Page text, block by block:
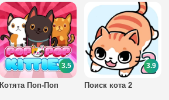
Котята Поп-Поп
3.5
Поиск кота 2
3.9